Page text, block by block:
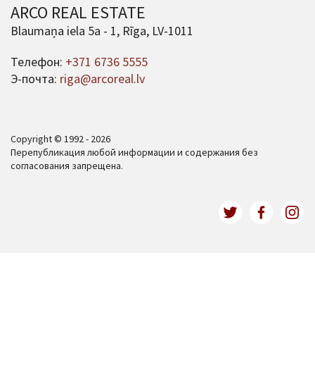
ARCO REAL ESTATE
Blaumaņa iela 5a - 1, Rīga, LV-1011
Телефон: +371 6736 5555
Э-почта: riga@arcoreal.lv
Copyright © 1992 - 2026
Перепубликация любой информации и содержания без
согласования запрещена.